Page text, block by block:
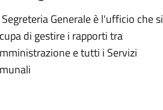
Segreteria Generale è l'ufficio che si
di gestire i rapporti tra
e tutti i Servizi